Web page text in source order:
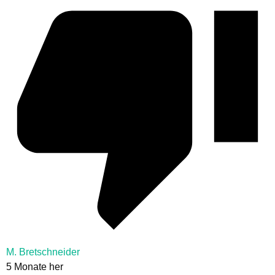
M. Bretschneider
5 Monate her